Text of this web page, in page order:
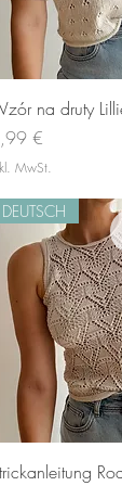
na druty
€
MwSt.
DEUTSCH